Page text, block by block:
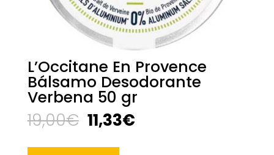
L’Occitane En Provence
Bálsamo Desodorante
Verbena 50 gr
19,00€ El
precio
original
11,33€El